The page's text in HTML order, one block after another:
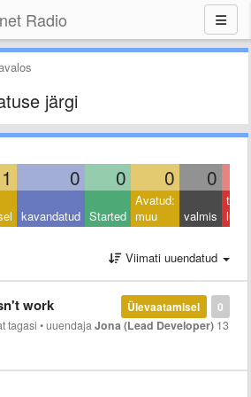
Radio
järgi
1 0 0 0 0
kavandatud Started
Avatud:
muu
valmis
Viimati uuendatud
0
Ülevaatamisel
work
tagasi •uuendajaJona (Lead Developer) 13